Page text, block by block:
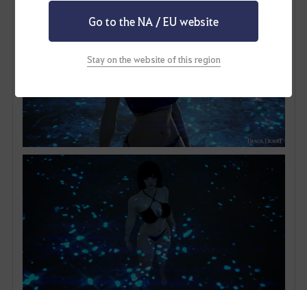
Go to the NA / EU website
Stay on the website of this region